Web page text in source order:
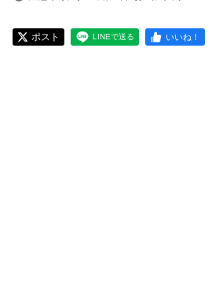
ポスト LINEで送る いいね！